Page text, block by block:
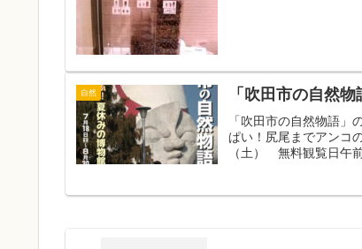
自然 「吹田市の自然
「吹田市の自然物語
ぱい！尻尾までアンコ
（土） 無料観覧日午